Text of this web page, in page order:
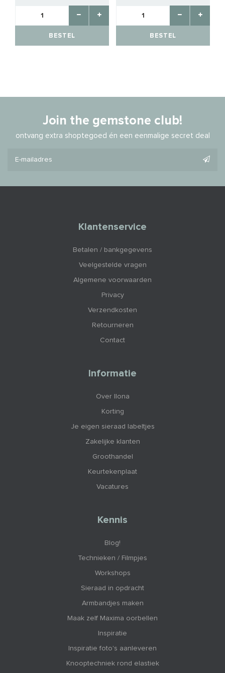
BESTEL BESTEL
Join the gemstone club!
ontvang extra shoptegoed én een eenmalige secret deal
Klantenservice
Betalen / bankgegevens
Veelgestelde vragen
Algemene voorwaarden
Privacy
Verzendkosten
Retourneren
Contact
Informatie
Over Ilona
Korting
Je eigen sieraad labeltjes
Zakelijke klanten
Groothandel
Keurtekenplaat
Vacatures
Kennis
Blog!
Technieken / Filmpjes
Workshops
Sieraad in opdracht
Armbandjes maken
Maak zelf Maxima oorbellen
Inspiratie
Inspiratie foto's aanleveren
Knooptechniek rond elastiek